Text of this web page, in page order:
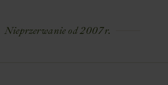
Nieprzerwanie od 2007 r.